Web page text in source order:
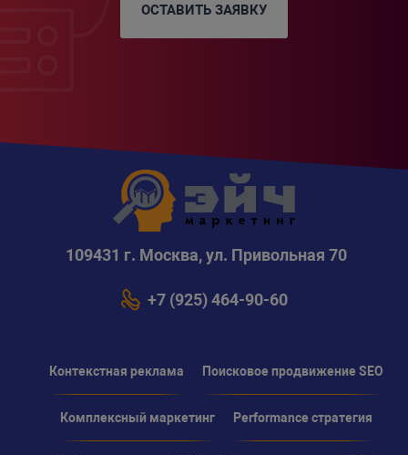
ОСТАВИТЬ ЗАЯВКУ
109431 г. Москва, ул. Привольная 70
+7 (925) 464-90-60
Контекстная реклама Поисковое продвижение SEO
Комплексный маркетинг Performance стратегия